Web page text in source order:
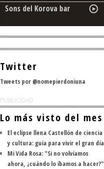
Sons del Korova bar
Twitter
Tweets por @nomepierdoniuna
PUBLICIDAD
Lo más visto del mes
El eclipse llena Castellón de ciencia
y cultura: guía para vivir el gran día
Mi Vida Rosa: "Si no volvíamos
ahora, ¿cuándo lo íbamos a hacer?"